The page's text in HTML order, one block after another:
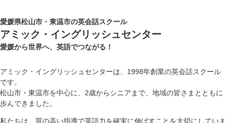
愛媛県松山市・東温市の英会話スクール
アミック・イングリッシュセンター
愛媛から世界へ、英語でつながる！
アミック・イングリッシュセンターは、1998年創業の英会話スクール
です。
松山市・東温市を中心に、2歳からシニアまで、地域の皆さまとともに
歩んできました。
私たちは、質の高い指導で英語力を確実に伸ばすことを大切にしていま